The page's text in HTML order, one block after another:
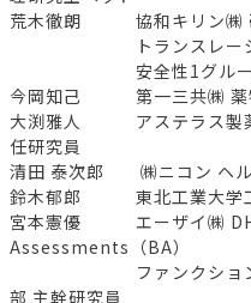
荒木徹朗 協和キリン㈱ 研
トランスレーショ
安全性1グループ
今岡知己 第一三共㈱ 薬物
大渕雅人 アステラス製
任研究員
清田 泰次郎 ㈱ニコン ヘル
鈴木郁郎 東北工業大学工
宮本憲優 エーザイ㈱
Assessments（BA）
ファンクション高度
部 主幹研究員